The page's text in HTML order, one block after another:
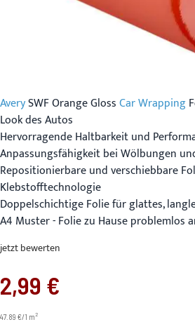
AverySWF Orange GlossCar Wrapping
Look des Autos
Hervorragende Haltbarkeit und
Anpassungsfähigkeit bei Wölbungen
Repositionierbare und verschiebbare
Klebstofftechnologie
Doppelschichtige Folie für glattes,
A4 Muster - Folie zu Hause problemlos
jetzt bewerten
2,99 €
47.89 €/1 m2